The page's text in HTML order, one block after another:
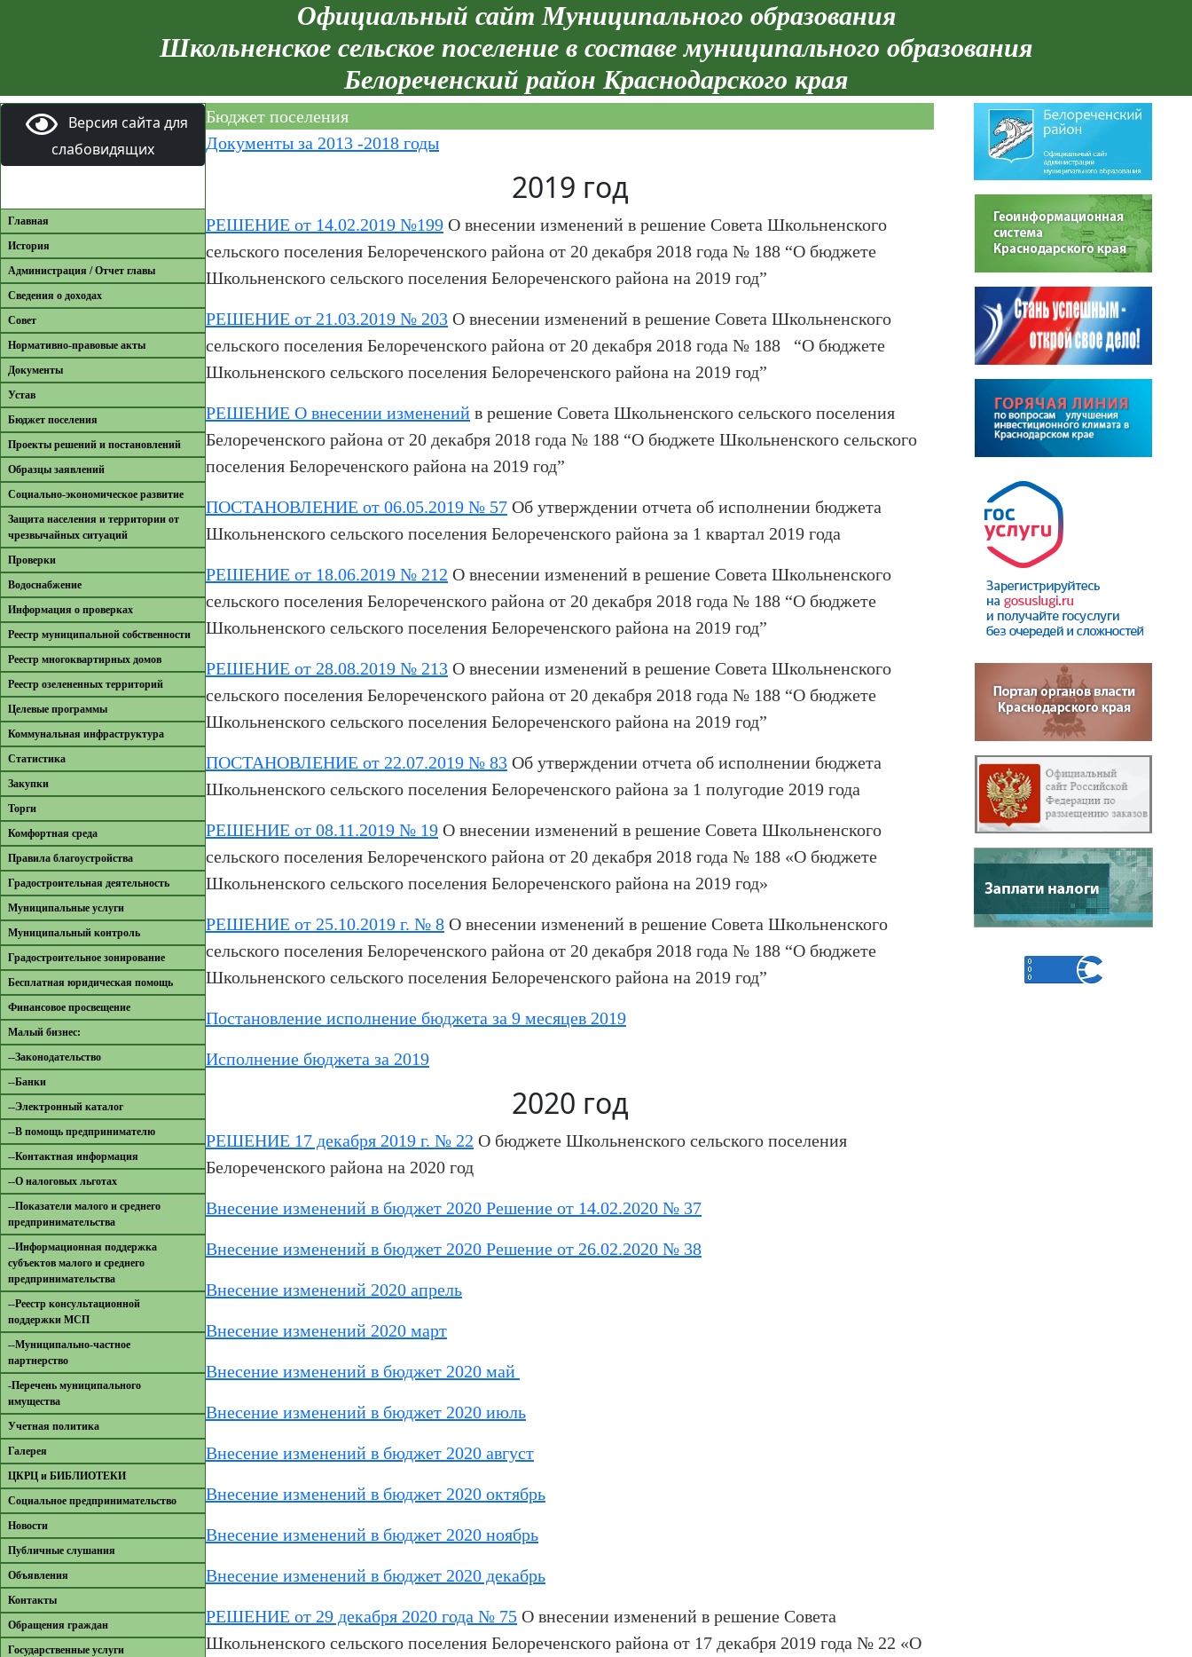
Официальный сайт Муниципального образования
Школьненское сельское поселение в составе муниципального образования
Белореченский район Краснодарского края
Версия сайта для
слабовидящих
Главная
История
Администрация / Отчет главы
Сведения о доходах
Совет
Нормативно-правовые акты
Документы
Устав
Бюджет поселения
Проекты решений и постановлений
Образцы заявлений
Cоциально-экономическое развитие
Защита населения и территории от
чрезвычайных ситуаций
Проверки
Водоснабжение
Информация о проверках
Реестр муниципальной собственности
Реестр многоквартирных домов
Реестр озелененных территорий
Целевые программы
Коммунальная инфраструктура
Cтатистика
Закупки
Торги
Комфортная среда
Правила благоустройства
Градостроительная деятельность
Муниципальные услуги
Муниципальный контроль
Градостроительное зонирование
Бесплатная юридическая помощь
Финансовое просвещение
Малый бизнес:
--Законодательство
--Банки
--Электронный каталог
--В помощь предпринимателю
--Контактная информация
--О налоговых льготах
--Показатели малого и среднего
предпринимательства
--Информационная поддержка
субъектов малого и среднего
предпринимательства
--Реестр консультационной
поддержки МСП
--Муниципально-частное
партнерство
-Перечень муниципального
имущества
Учетная политика
Галерея
ЦКРЦ и БИБЛИОТЕКИ
Социальное предпринимательство
Новости
Публичные слушания
Объявления
Контакты
Обращения граждан
Государственные услуги
Бюджет поселения
Документы за 2013 -2018 годы
2019 год
РЕШЕНИЕ от 14.02.2019 №199 О внесении изменений в решение Совета Школьненского
сельского поселения Белореченского района от 20 декабря 2018 года № 188 “О бюджете
Школьненского сельского поселения Белореченского района на 2019 год”
РЕШЕНИЕ от 21.03.2019 № 203 О внесении изменений в решение Совета Школьненского
сельского поселения Белореченского района от 20 декабря 2018 года № 188 “О бюджете
Школьненского сельского поселения Белореченского района на 2019 год”
РЕШЕНИЕ О внесении изменений в решение Совета Школьненского сельского поселения
Белореченского района от 20 декабря 2018 года № 188 “О бюджете Школьненского сельского
поселения Белореченского района на 2019 год”
ПОСТАНОВЛЕНИЕ от 06.05.2019 № 57 Об утверждении отчета об исполнении бюджета
Школьненского сельского поселения Белореченского района за 1 квартал 2019 года
РЕШЕНИЕ от 18.06.2019 № 212 О внесении изменений в решение Совета Школьненского
сельского поселения Белореченского района от 20 декабря 2018 года № 188 “О бюджете
Школьненского сельского поселения Белореченского района на 2019 год”
РЕШЕНИЕ от 28.08.2019 № 213 О внесении изменений в решение Совета Школьненского
сельского поселения Белореченского района от 20 декабря 2018 года № 188 “О бюджете
Школьненского сельского поселения Белореченского района на 2019 год”
ПОСТАНОВЛЕНИЕ от 22.07.2019 № 83 Об утверждении отчета об исполнении бюджета
Школьненского сельского поселения Белореченского района за 1 полугодие 2019 года
РЕШЕНИЕ от 08.11.2019 № 19 О внесении изменений в решение Совета Школьненского
сельского поселения Белореченского района от 20 декабря 2018 года № 188 «О бюджете
Школьненского сельского поселения Белореченского района на 2019 год»
РЕШЕНИЕ от 25.10.2019 г. № 8 О внесении изменений в решение Совета Школьненского
сельского поселения Белореченского района от 20 декабря 2018 года № 188 “О бюджете
Школьненского сельского поселения Белореченского района на 2019 год”
Постановление исполнение бюджета за 9 месяцев 2019
Исполнение бюджета за 2019
2020 год
РЕШЕНИЕ 17 декабря 2019 г. № 22 О бюджете Школьненского сельского поселения
Белореченского района на 2020 год
Внесение изменений в бюджет 2020 Решение от 14.02.2020 № 37
Внесение изменений в бюджет 2020 Решение от 26.02.2020 № 38
Внесение изменений 2020 апрель
Внесение изменений 2020 март
Внесение изменений в бюджет 2020 май
Внесение изменений в бюджет 2020 июль
Внесение изменений в бюджет 2020 август
Внесение изменений в бюджет 2020 октябрь
Внесение изменений в бюджет 2020 ноябрь
Внесение изменений в бюджет 2020 декабрь
РЕШЕНИЕ от 29 декабря 2020 года № 75 О внесении изменений в решение Совета
Школьненского сельского поселения Белореченского района от 17 декабря 2019 года № 22 «О